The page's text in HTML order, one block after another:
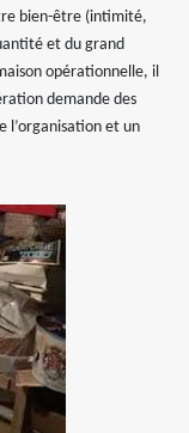
bien-être (intimité,
et du grand
opérationnelle, il
demande des
l’organisation et un